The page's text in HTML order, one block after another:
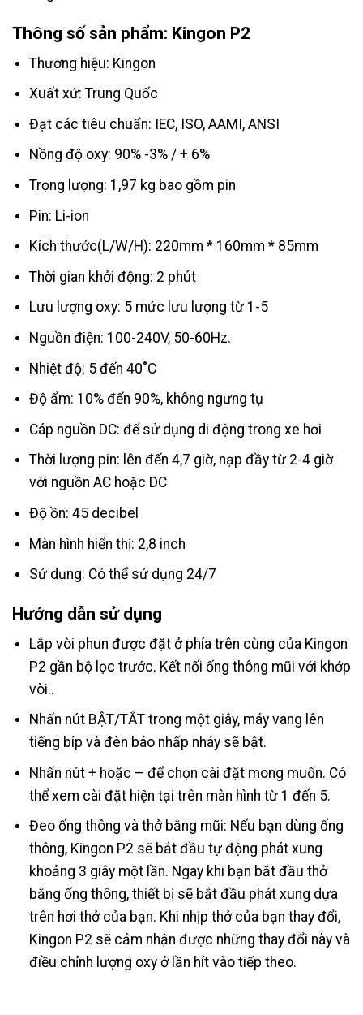
Thông số sản phẩm: Kingon P2
Thương hiệu: Kingon
Xuất xứ: Trung Quốc
Đạt các tiêu chuẩn: IEC, ISO, AAMI, ANSI
Nồng độ oxy: 90% -3% / + 6%
Trọng lượng: 1,97 kg bao gồm pin
Pin: Li-ion
Kích thước(L/W/H): 220mm * 160mm * 85mm
Thời gian khởi động: 2 phút
Lưu lượng oxy: 5 mức lưu lượng từ 1-5
Nguồn điện: 100-240V, 50-60Hz.
Nhiệt độ: 5 đến 40˚C
Độ ẩm: 10% đến 90%, không ngưng tụ
Cáp nguồn DC: để sử dụng di động trong xe hơi
Thời lượng pin: lên đến 4,7 giờ, nạp đầy từ 2-4 giờ
với nguồn AC hoặc DC
Độ ồn: 45 decibel
Màn hình hiển thị: 2,8 inch
Sử dụng: Có thể sử dụng 24/7
Hướng dẫn sử dụng
Lắp vòi phun được đặt ở phía trên cùng của Kingon
P2 gần bộ lọc trước. Kết nối ống thông mũi với khớp
vòi..
Nhấn nút BẬT/TẮT trong một giây, máy vang lên
tiếng bíp và đèn báo nhấp nháy sẽ bật.
Nhấn nút + hoặc – để chọn cài đặt mong muốn. Có
thể xem cài đặt hiện tại trên màn hình từ 1 đến 5.
Đeo ống thông và thở bằng mũi: Nếu bạn dùng ống
thông, Kingon P2 sẽ bắt đầu tự động phát xung
khoảng 3 giây một lần. Ngay khi bạn bắt đầu thở
bằng ống thông, thiết bị sẽ bắt đầu phát xung dựa
trên hơi thở của bạn. Khi nhịp thở của bạn thay đổi,
Kingon P2 sẽ cảm nhận được những thay đổi này và
điều chỉnh lượng oxy ở lần hít vào tiếp theo.